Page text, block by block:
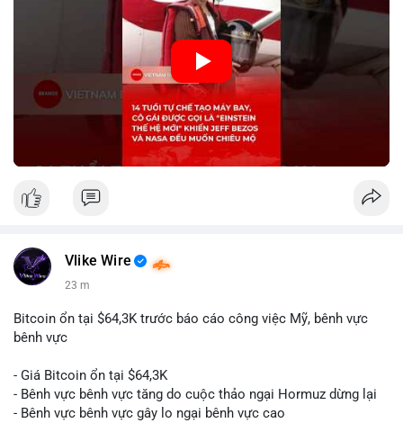
hiện tiềm năng của thế hệ trẻ trong lĩnh vực công nghệ. Mặc dù
chưa liên quan trực tiếp đến tài chính hoặc crypto, sự phát
triển của công nghệ mới thường tạo cơ hội đầu tư hoặc ứng
dụng trong các lĩnh vực số hóa.
🎥 Xem video trực tiếp tại:
Nguồn: KIEN THUC KINH TE
Vlike Wire
23 m
Bitcoin ổn tại $64,3K trước báo cáo công việc Mỹ, bênh vực
bênh vực
- Giá Bitcoin ổn tại $64,3K
- Bênh vực bênh vực tăng do cuộc thảo ngại Hormuz dừng lại
- Bênh vực bênh vực gây lo ngại bênh vực cao